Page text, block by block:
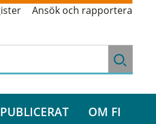
Ansök och rapportera
PUBLICERAT OM FI